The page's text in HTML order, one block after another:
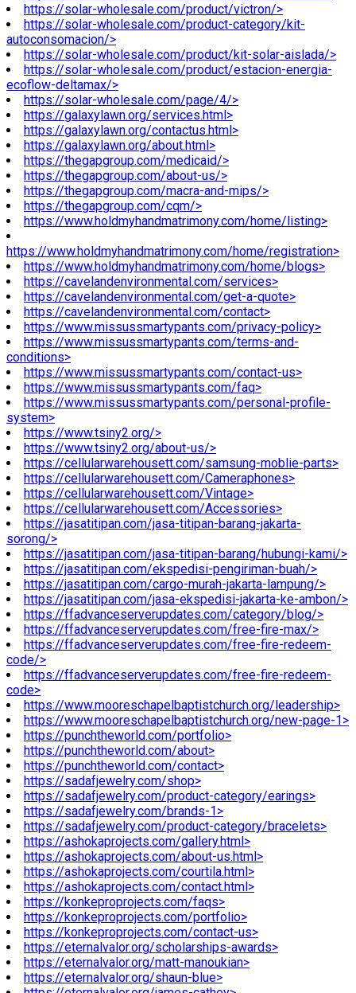
https://solar-wholesale.com/product/victron/>
https://solar-wholesale.com/product-category/kit-
autoconsomacion/>
https://solar-wholesale.com/product/kit-solar-aislada/>
https://solar-wholesale.com/product/estacion-energia-
ecoflow-deltamax/>
https://solar-wholesale.com/page/4/>
https://galaxylawn.org/services.html>
https://galaxylawn.org/contactus.html>
https://galaxylawn.org/about.html>
https://thegapgroup.com/medicaid/>
https://thegapgroup.com/about-us/>
https://thegapgroup.com/macra-and-mips/>
https://thegapgroup.com/cqm/>
https://www.holdmyhandmatrimony.com/home/listing>
https://www.holdmyhandmatrimony.com/home/registration>
https://www.holdmyhandmatrimony.com/home/blogs>
https://cavelandenvironmental.com/services>
https://cavelandenvironmental.com/get-a-quote>
https://cavelandenvironmental.com/contact>
https://www.missussmartypants.com/privacy-policy>
https://www.missussmartypants.com/terms-and-
conditions>
https://www.missussmartypants.com/contact-us>
https://www.missussmartypants.com/faq>
https://www.missussmartypants.com/personal-profile-
system>
https://www.tsiny2.org/>
https://www.tsiny2.org/about-us/>
https://cellularwarehousett.com/samsung-moblie-parts>
https://cellularwarehousett.com/Cameraphones>
https://cellularwarehousett.com/Vintage>
https://cellularwarehousett.com/Accessories>
https://jasatitipan.com/jasa-titipan-barang-jakarta-
sorong/>
https://jasatitipan.com/jasa-titipan-barang/hubungi-kami/>
https://jasatitipan.com/ekspedisi-pengiriman-buah/>
https://jasatitipan.com/cargo-murah-jakarta-lampung/>
https://jasatitipan.com/jasa-ekspedisi-jakarta-ke-ambon/>
https://ffadvanceserverupdates.com/category/blog/>
https://ffadvanceserverupdates.com/free-fire-max/>
https://ffadvanceserverupdates.com/free-fire-redeem-
code/>
https://ffadvanceserverupdates.com/free-fire-redeem-
code>
https://www.mooreschapelbaptistchurch.org/leadership>
https://www.mooreschapelbaptistchurch.org/new-page-1>
https://punchtheworld.com/portfolio>
https://punchtheworld.com/about>
https://punchtheworld.com/contact>
https://sadafjewelry.com/shop>
https://sadafjewelry.com/product-category/earings>
https://sadafjewelry.com/brands-1>
https://sadafjewelry.com/product-category/bracelets>
https://ashokaprojects.com/gallery.html>
https://ashokaprojects.com/about-us.html>
https://ashokaprojects.com/courtila.html>
https://ashokaprojects.com/contact.html>
https://konkeproprojects.com/faqs>
https://konkeproprojects.com/portfolio>
https://konkeproprojects.com/contact-us>
https://eternalvalor.org/scholarships-awards>
https://eternalvalor.org/matt-manoukian>
https://eternalvalor.org/shaun-blue>